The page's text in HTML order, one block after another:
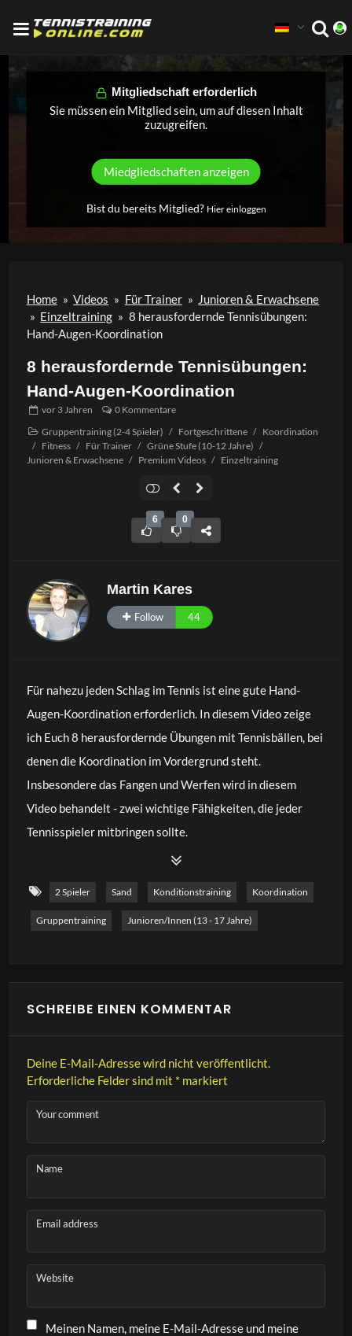
Mitgliedschaft erforderlich
Sie müssen ein Mitglied sein, um auf diesen Inhalt
zuzugreifen.
Miedgliedschaften anzeigen
Bist du bereits Mitglied? Hier einloggen
Home » Videos » Für Trainer » Junioren & Erwachsene
» Einzeltraining » 8 herausfordernde Tennisübungen:
Hand-Augen-Koordination
8 herausfordernde Tennisübungen:
Hand-Augen-Koordination
vor 3 Jahren
0 Kommentare
Gruppentraining (2-4 Spieler) / Fortgeschrittene / Koordination
/ Fitness / Für Trainer / Grüne Stufe (10-12 Jahre) /
Junioren & Erwachsene / Premium Videos / Einzeltraining
6 0
Martin Kares
Follow 44
Für nahezu jeden Schlag im Tennis ist eine gute Hand-
Augen-Koordination erforderlich. In diesem Video zeige
ich Euch 8 herausfordernde Übungen mit Tennisbällen, bei
denen die Koordination im Vordergrund steht.
Insbesondere das Fangen und Werfen wird in diesem
Video behandelt - zwei wichtige Fähigkeiten, die jeder
Tennisspieler mitbringen sollte.
2 Spieler Sand Konditionstraining Koordination
Gruppentraining Junioren/innen (13 - 17 Jahre)
SCHREIBE EINEN KOMMENTAR
Deine E-Mail-Adresse wird nicht veröffentlicht.
Erforderliche Felder sind mit * markiert
Your comment
Name
Email address
Website
Meinen Namen, meine E-Mail-Adresse und meine